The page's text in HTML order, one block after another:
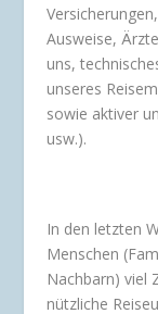
Ausweise,
uns,
unseres
sowie aktiver
usw.).
In den letzten
Menschen
Nachbarn) viel
nützliche